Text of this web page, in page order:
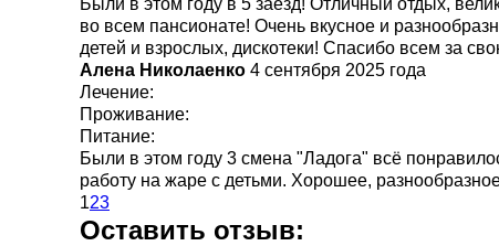
Были в этом году в 5 заезд! Отличный отдых,
во всем пансионате! Очень вкусное и
детей и взрослых, дискотеки! Спасибо всем за
Алена Николаенко 4 сентября 2025 года
Лечение:
Проживание:
Питание:
Были в этом году 3 смена "Ладога" всё
работу на жаре с детьми. Хорошее,
123
Оставить отзыв: